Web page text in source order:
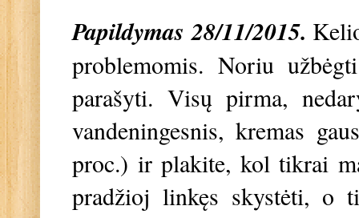
Papildymas 28/11/2015.
problemomis. Noriu
parašyti. Visų pirma,
vandeningesnis, kremas
proc.) ir plakite, kol tikrai
pradžioj linkęs skystėti, o